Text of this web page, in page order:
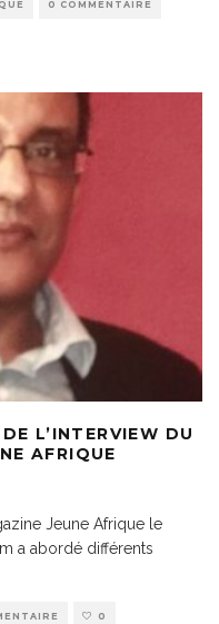
0 COMMENTAIRE
L’INTERVIEW DU
AFRIQUE
Jeune Afrique le
a abordé différents
0